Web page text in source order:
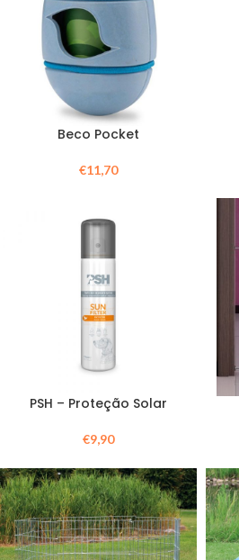
Beco Pocket
€11,70
PSH – Proteção Solar
€9,90